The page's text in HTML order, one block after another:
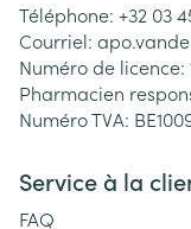
Téléphone: +32 03
Courriel:
Numéro de licence:
Pharmacien
Numéro TVA:
Service à la
FAQ